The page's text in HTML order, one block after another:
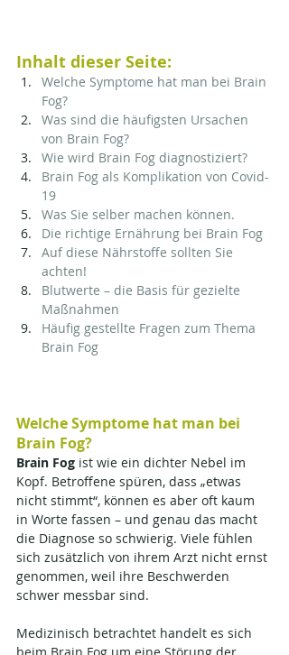
Inhalt dieser Seite:
Welche Symptome hat man bei Brain
Fog?
Was sind die häufigsten Ursachen
von Brain Fog?
Wie wird Brain Fog diagnostiziert?
Brain Fog als Komplikation von Covid-
19
Was Sie selber machen können.
Die richtige Ernährung bei Brain Fog
Auf diese Nährstoffe sollten Sie
achten!
Blutwerte – die Basis für gezielte
Maßnahmen
Häufig gestellte Fragen zum Thema
Brain Fog
Welche Symptome hat man bei
Brain Fog?
Brain Fog ist wie ein dichter Nebel im
Kopf. Betroffene spüren, dass „etwas
nicht stimmt“, können es aber oft kaum
in Worte fassen – und genau das macht
die Diagnose so schwierig. Viele fühlen
sich zusätzlich von ihrem Arzt nicht ernst
genommen, weil ihre Beschwerden
schwer messbar sind.
Medizinisch betrachtet handelt es sich
beim Brain Fog um eine Störung der